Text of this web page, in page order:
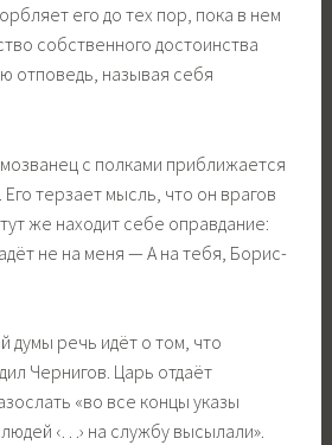
его до тех пор, пока в нем
собственного достоинства
отповедь, называя себя
с полками приближается
терзает мысль, что он врагов
же находит себе оправдание:
не на меня — А на тебя, Борис-
думы речь идёт о том, что
Чернигов. Царь отдаёт
«во все концы указы
‹…› на службу высылали».